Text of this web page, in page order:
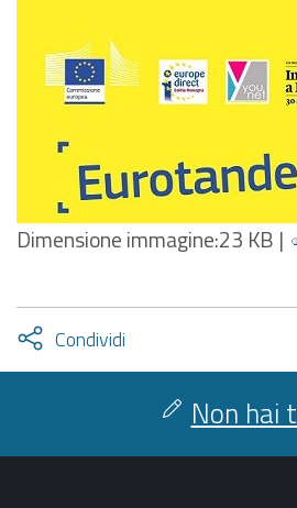
Dimensione immagine:23 KB |
Condividi
Attiva
condividi
Non hai